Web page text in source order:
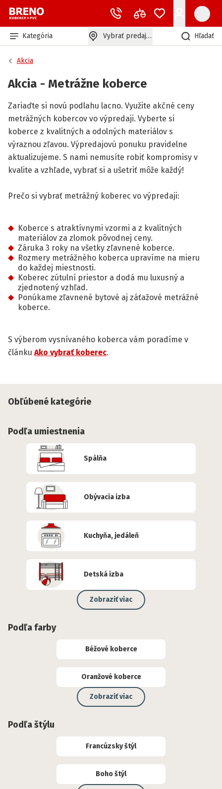
Kategória Vybrať predajňu Hľadať
Akcia
Akcia - Metrážne koberce
Zariaďte si novú podlahu lacno. Využite akčné ceny
metrážných kobercov vo výpredaji. Vyberte si
koberce z kvalitných a odolných materiálov s
výraznou zľavou. Výpredajovú ponuku pravidelne
aktualizujeme. S nami nemusíte robiť kompromisy v
kvalite a vzhľade, vybrať si a ušetriť môže každý!
Prečo si vybrať metrážný koberec vo výpredaji:
Koberce s atraktívnymi vzormi a z kvalitných
materiálov za zlomok pôvodnej ceny.
Záruka 3 roky na všetky zľavnené koberce.
Rozmery metrážného koberca upravíme na mieru
do každej miestnosti.
Koberec zútulní priestor a dodá mu luxusný a
zjednotený vzhľad.
Ponúkame zľavnené bytové aj záťažové metrážné
koberce.
S výberom vysnívaného koberca vám poradíme v
článku Ako vybrať koberec.
Obľúbené kategórie
Podľa umiestnenia
Spálňa
Obývacia izba
Kuchyňa, jedáleň
Detská izba
Zobraziť viac
Podľa farby
Béžové koberce
Oranžové koberce
Zobraziť viac
Podľa štýlu
Francúzsky štýl
Boho štýl